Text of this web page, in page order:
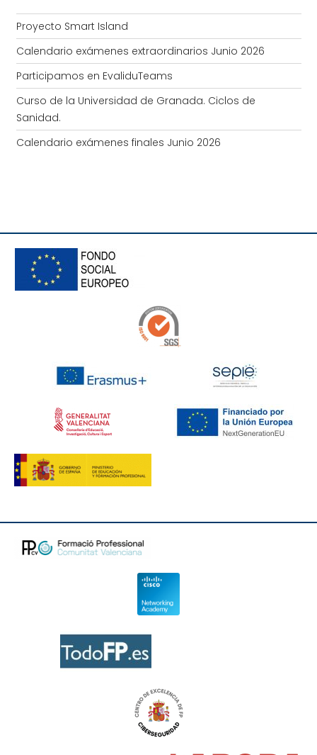
Proyecto Smart Island
Calendario exámenes extraordinarios Junio 2026
Participamos en EvaliduTeams
Curso de la Universidad de Granada. Ciclos de
Sanidad.
Calendario exámenes finales Junio 2026